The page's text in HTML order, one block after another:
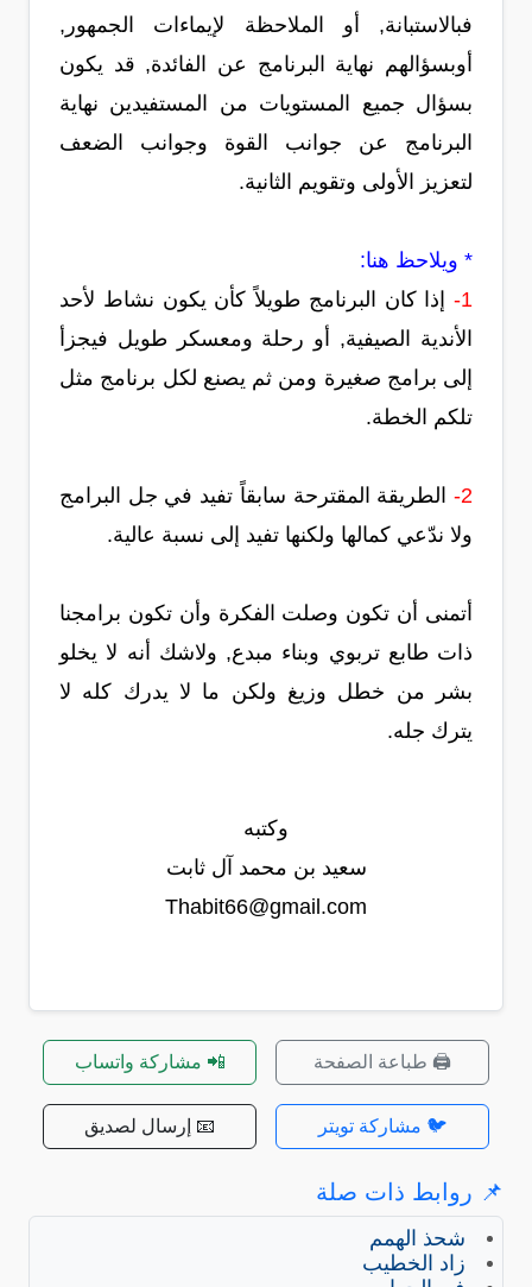
فبالاستبانة, أو الملاحظة لإيماءات الجمهور,
أوبسؤالهم نهاية البرنامج عن الفائدة, قد يكون
بسؤال جميع المستويات من المستفيدين نهاية
البرنامج عن جوانب القوة وجوانب الضعف
لتعزيز الأولى وتقويم الثانية.
* ويلاحظ هنا:
1-
إذا كان البرنامج طويلاً كأن يكون نشاط لأحد
الأندية الصيفية, أو رحلة ومعسكر طويل فيجزأ
إلى برامج صغيرة ومن ثم يصنع لكل برنامج مثل
تلكم الخطة.
2-
الطريقة المقترحة سابقاً تفيد في جل البرامج
ولا ندّعي كمالها ولكنها تفيد إلى نسبة عالية.
أتمنى أن تكون وصلت الفكرة وأن تكون برامجنا
ذات طابع تربوي وبناء مبدع, ولاشك أنه لا يخلو
بشر من خطل وزيغ ولكن ما لا يدرك كله لا
يترك جله.
وكتبه
سعيد بن محمد آل ثابت
Thabit66@gmail.com
🖨️ طباعة الصفحة 📲 مشاركة واتساب
🐦 مشاركة تويتر 📧 إرسال لصديق
📌 روابط ذات صلة
شحذ الهمم
زاد الخطيب